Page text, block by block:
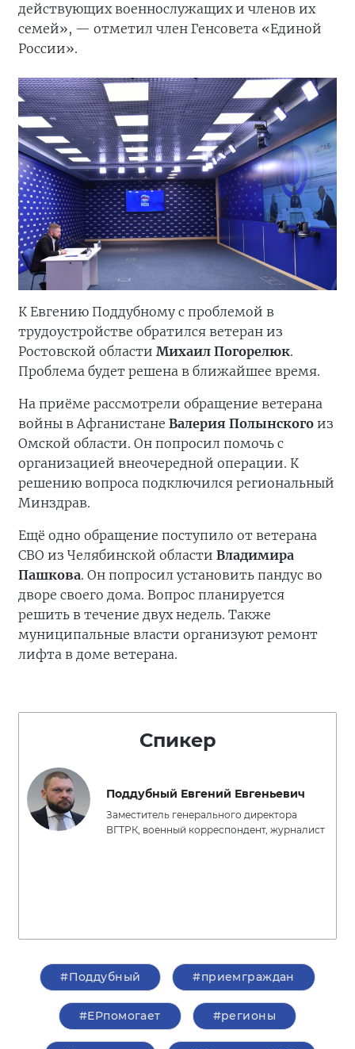
действующих военнослужащих и членов их
семей», — отметил член Генсовета «Единой
России».
К Евгению Поддубному с проблемой в
трудоустройстве обратился ветеран из
Ростовской области Михаил Погорелюк.
Проблема будет решена в ближайшее время.
На приёме рассмотрели обращение ветерана
войны в Афганистане Валерия Полынского из
Омской области. Он попросил помочь с
организацией внеочередной операции. К
решению вопроса подключился региональный
Минздрав.
Ещё одно обращение поступило от ветерана
СВО из Челябинской области Владимира
Пашкова. Он попросил установить пандус во
дворе своего дома. Вопрос планируется
решить в течение двух недель. Также
муниципальные власти организуют ремонт
лифта в доме ветерана.
Спикер
Поддубный Евгений Евгеньевич
Заместитель генерального директора
ВГТРК, военный корреспондент, журналист
#Поддубный #приемграждан
#ЕРпомогает #регионы